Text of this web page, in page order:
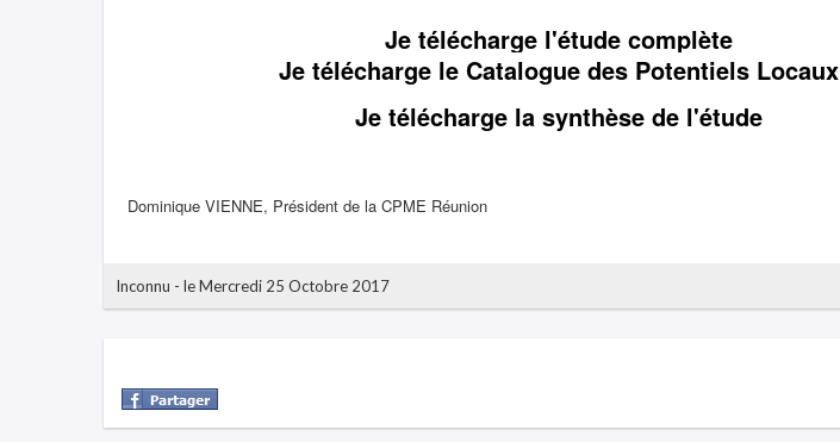
Je télécharge l'étude complète
Je télécharge le Catalogue des Potentiels Locaux
Je télécharge la synthèse de l'étude
Dominique VIENNE, Président de la CPME Réunion
Inconnu - le Mercredi 25 Octobre 2017